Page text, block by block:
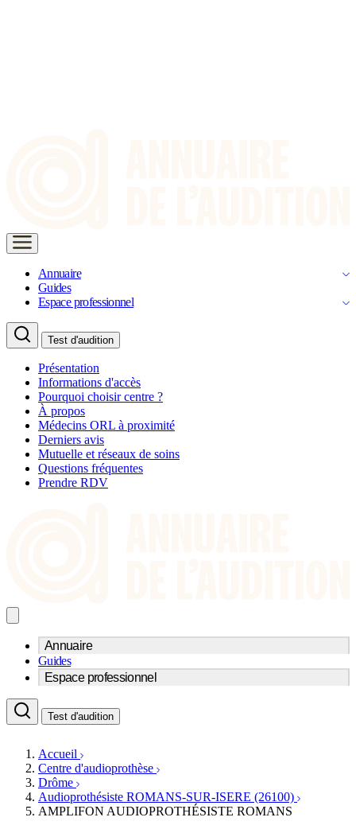
Annuaire
Guides
Espace professionnel
Test d'audition
Présentation
Informations d'accès
Pourquoi choisir centre ?
À propos
Médecins ORL à proximité
Derniers avis
Mutuelle et réseaux de soins
Questions fréquentes
Prendre RDV
Annuaire
Trouvez un professionnel de l'audition
Centre d'audioprothèse
Médecins ORL & Phoniatres
Écoles spécialisées
Fournisseurs
Associations
Guides
Espace professionnel
Acteurs et services
Fournisseurs
Services ORL
Orthophonistes
Formations et écoles
Organismes / Syndicats
Produits
Test d'audition
Accueil
Centre d'audioprothèse
Drôme
Audioprothésiste ROMANS-SUR-ISERE (26100)
AMPLIFON AUDIOPROTHÉSISTE ROMANS